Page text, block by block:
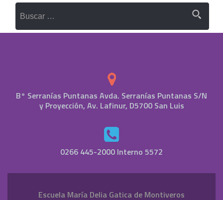
B° Serranías Puntanas Avda. Serranías Puntanas S/N
y Proyección, Av. Lafinur, D5700 San Luis
0266 445-2000 Interno 5572
Escuela María Delia Gatica de Montiveros